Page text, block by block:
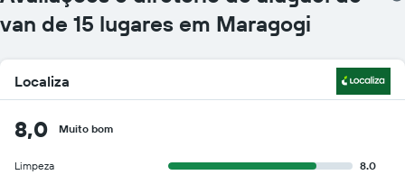
van de 15 lugares em Maragogi
Localiza
8,0 Muito bom
Limpeza
8.0